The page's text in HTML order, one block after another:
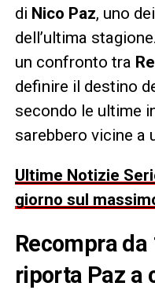
di Nico Paz, uno
dell’ultima
un confronto tra
definire il destino
secondo le ultime
sarebbero vicine a
Ultime Notizie
giorno sul
Recompra da
riporta Paz a